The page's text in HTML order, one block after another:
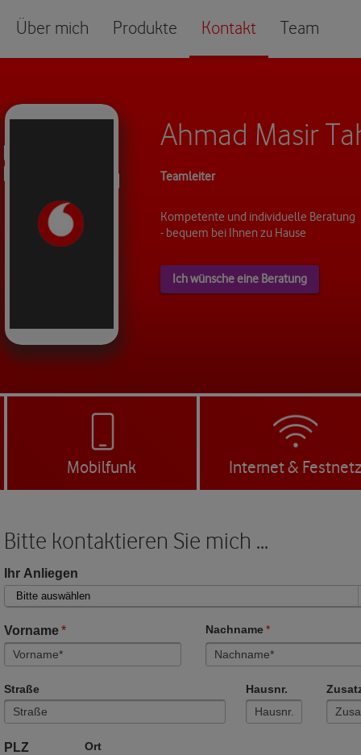
Über mich Produkte Kontakt Team
Ahmad Masir
Teamleiter
Kompetente und individuelle Beratung
- bequem bei Ihnen zu Hause
Ich wünsche eine Beratung
Mobilfunk Internet &
Bitte kontaktieren Sie mich ...
Ihr Anliegen
Vorname* Nachname*
Straße Hausnr.
PLZ Ort